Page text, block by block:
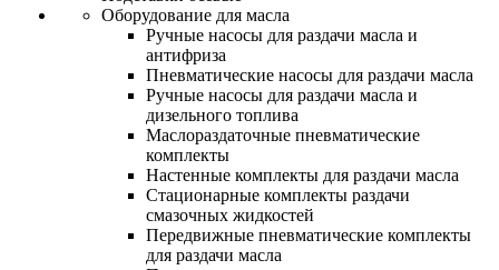
Оборудование для масла
Ручные насосы для раздачи масла и
антифриза
Пневматические насосы для раздачи масла
Ручные насосы для раздачи масла и
дизельного топлива
Маслораздаточные пневматические
комплекты
Настенные комплекты для раздачи масла
Стационарные комплекты раздачи
смазочных жидкостей
Передвижные пневматические комплекты
для раздачи масла